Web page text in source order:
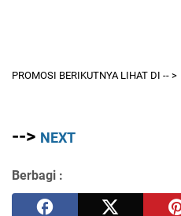
PROMOSI BERIKUTNYA LIHAT DI -- >
--> NEXT
Berbagi :